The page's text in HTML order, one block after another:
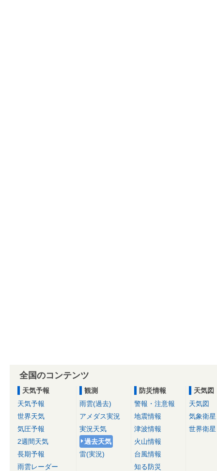
全国のコンテンツ
天気予報
天気予報
世界天気
気圧予報
2週間天気
長期予報
雨雲レーダー
観測
雨雲(過去)
アメダス実況
実況天気
過去天気
雷(実況)
防災情報
警報・注意報
地震情報
津波情報
火山情報
台風情報
知る防災
天気図
天気図
気象衛星
世界衛星